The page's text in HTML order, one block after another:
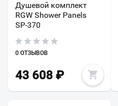
Душевой комплект
RGW Shower Panels
SP-370
0 ОТЗЫВОВ
43 608 ₽